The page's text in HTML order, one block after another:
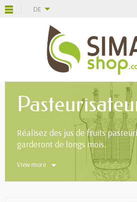
DE
Réalisez des jus de fruits
garderont de longs mois.
View more